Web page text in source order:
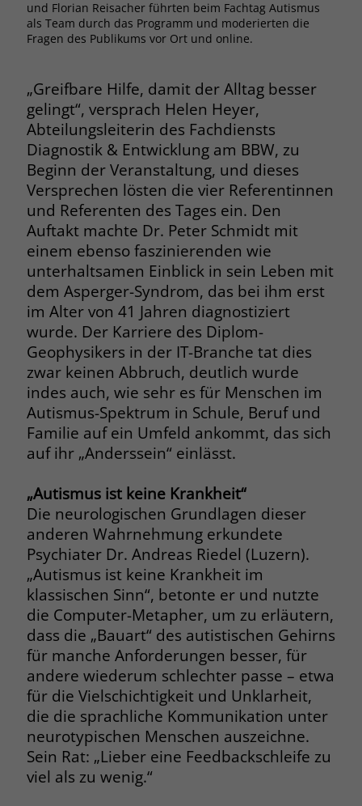
und Florian Reisacher führten beim Fachtag Autismus
als Team durch das Programm und moderierten die
Fragen des Publikums vor Ort und online.
„Greifbare Hilfe, damit der Alltag besser
gelingt“, versprach Helen Heyer,
Abteilungsleiterin des Fachdiensts
Diagnostik & Entwicklung am BBW, zu
Beginn der Veranstaltung, und dieses
Versprechen lösten die vier Referentinnen
und Referenten des Tages ein. Den
Auftakt machte Dr. Peter Schmidt mit
einem ebenso faszinierenden wie
unterhaltsamen Einblick in sein Leben mit
dem Asperger-Syndrom, das bei ihm erst
im Alter von 41 Jahren diagnostiziert
wurde. Der Karriere des Diplom-
Geophysikers in der IT-Branche tat dies
zwar keinen Abbruch, deutlich wurde
indes auch, wie sehr es für Menschen im
Autismus-Spektrum in Schule, Beruf und
Familie auf ein Umfeld ankommt, das sich
auf ihr „Anderssein“ einlässt.
„Autismus ist keine Krankheit“
Die neurologischen Grundlagen dieser
anderen Wahrnehmung erkundete
Psychiater Dr. Andreas Riedel (Luzern).
„Autismus ist keine Krankheit im
klassischen Sinn“, betonte er und nutzte
die Computer-Metapher, um zu erläutern,
dass die „Bauart“ des autistischen Gehirns
für manche Anforderungen besser, für
andere wiederum schlechter passe – etwa
für die Vielschichtigkeit und Unklarheit,
die die sprachliche Kommunikation unter
neurotypischen Menschen auszeichne.
Sein Rat: „Lieber eine Feedbackschleife zu
viel als zu wenig.“
Name PHPSESSID
Laufzeit Session
Zweck
Behält die Zustände des Benutzers bei
allen Seitenanfragen bei.
Name cookie_optin
Anbieter www.stiftung-liebenau.de
Laufzeit 1 Monat
Zweck
Behält die Zustimmung des Benutzers
zum Cookie Opt-In
Name __cf_bm
Anbieter .fonts.net
Laufzeit 30 Minuten
Zweck
This cookie, set by Cloudflare, is used to
support Cloudflare Bot Management.
Name JSessionID
Anbieter jobs.stiftung-liebenau.de
Laufzeit Session
Zweck
Behält die Zustände des Benutzers bei
allen Seitenanfragen bei.
Zweck
Browsers und die Einstellungen
exklusiv für diese Website zu speichern.
derselben Website durchgeführt
werden, mit derselben
Benutzerkennung verknüpft werden.
Name _clsk
Anbieter www.clarity.ms
Laufzeit 1 Jahr
Zweck
Microsoft Clarity setzt dieses Cookie,
um die Seitenaufrufe eines Benutzers
zu speichern und in einer einzigen
Sitzungsaufzeichnung
zusammenzufassen.
Name _gcl_au
Anbieter Google Ads
Zweck Enthält eine zufallsgenerierte User-ID.
Name _gcl_aw
Anbieter Google Ads
Laufzeit 90 Tage
Zweck
Dieses Cookie wird gesetzt, wenn ein
User über einen Klick auf eine Google
Werbeanzeige auf die Website gelangt.
Es enthält Informationen darüber,
welche Werbeanzeige geklickt wurde,
sodass erzielte Erfolge wie z.B.
Bestellungen oder Kontaktanfragen der
Anzeige zugewiesen werden können.